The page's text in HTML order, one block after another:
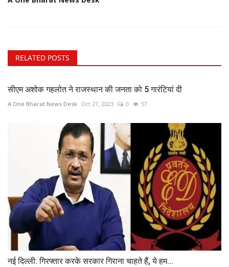
RELATED POSTS
सीएम अशोक गहलोत ने राजस्थान की जनता को 5 गारंटियां दी
A One Bharat News Desk Oct 27, 2023 0 57
नई दिल्ली: गिरफ्तार करके सरकार गिराना चाहते हैं, ये हम...